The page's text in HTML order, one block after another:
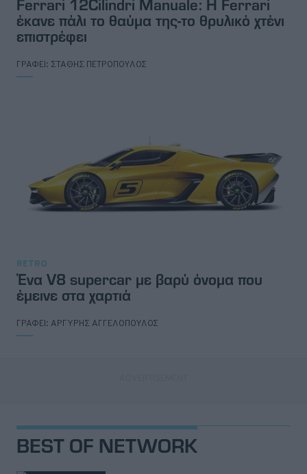
έκανε πάλι το θαύμα της-το θρυλικό χτένι
επιστρέφει
ΓΡΑΦΕΙ: ΣΤΑΘΗΣ ΠΕΤΡΟΠΟΥΛΟΣ
RETRO
Ένα V8 supercar με βαρύ όνομα που
έμεινε στα χαρτιά
ΓΡΑΦΕΙ: ΑΡΓΥΡΗΣ ΑΓΓΕΛΟΠΟΥΛΟΣ
BEST OF NETWORK